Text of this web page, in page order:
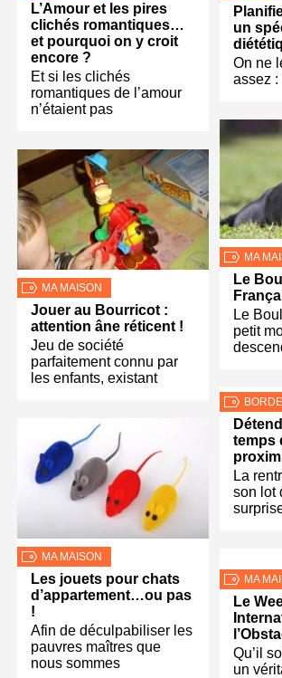
L’Amour et les pires
clichés romantiques…
et pourquoi on y croit
encore ?
Et si les clichés
romantiques de l’amour
n’étaient pas
MA MAISON
Jouer au Bourricot :
attention âne réticent !
Jeu de société
parfaitement connu par
les enfants, existant
MA MAISON
Les jouets pour chats
d’appartement…ou pas
!
Afin de déculpabiliser les
pauvres maîtres que
nous sommes
un
On ne
assez :
MA
Le
Le
petit
temps
La
son lot
MA
Le
Qu’il
un